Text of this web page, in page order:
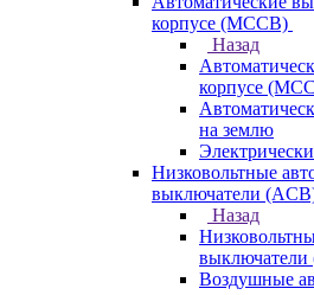
корпусе (MCCB)
Назад
корпусе
на землю
Низковольтные
выключатели
Назад
Воздушные